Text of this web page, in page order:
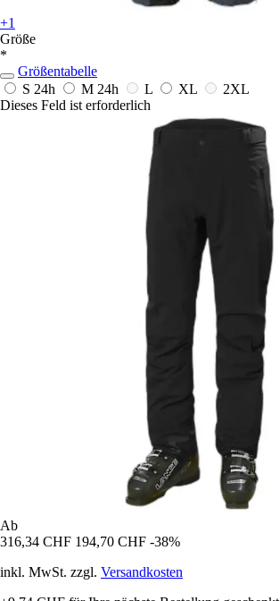
+1
Größe
*
Größentabelle
S 24h M 24h L XL
2XL
Dieses Feld ist erforderlich
Ab
316,34 CHF 194,70 CHF -38%
inkl. MwSt. zzgl. Versandkosten